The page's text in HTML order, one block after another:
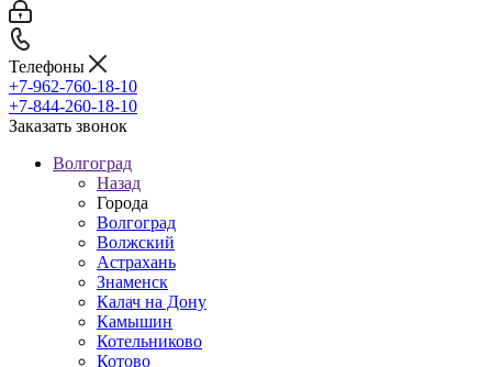
Телефоны
+7-962-760-18-10
+7-844-260-18-10
Заказать звонок
Волгоград
Назад
Города
Волгоград
Волжский
Астрахань
Знаменск
Калач на Дону
Камышин
Котельниково
Котово